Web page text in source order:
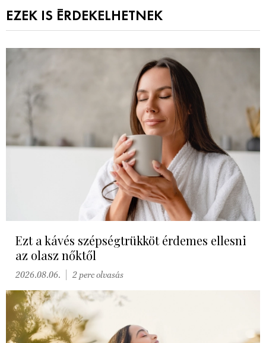
EZEK IS ÉRDEKELHETNEK
Ezt a kávés szépségtrükköt érdemes ellesni
az olasz nőktől
2026.08.06. 2 perc olvasás